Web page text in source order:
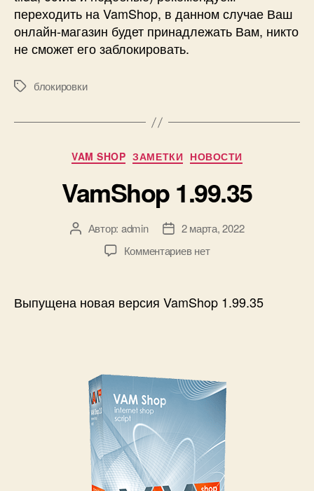
переходить на VamShop, в данном случае Ваш
онлайн-магазин будет принадлежать Вам, никто
не сможет его заблокировать.
Меткиблокировки
Рубрики
VAM SHOP ЗАМЕТКИ НОВОСТИ
VamShop 1.99.35
Автор
записи
Автор: admin
Дата2 марта, 2022
Комментариевк
1.99.35
нет
Выпущена новая версия VamShop 1.99.35